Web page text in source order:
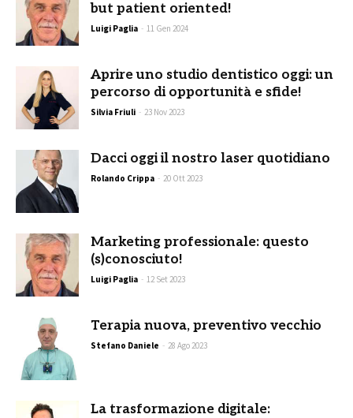
but patient oriented!
Luigi Paglia - 11 Gen 2024
Aprire uno studio dentistico oggi: un
percorso di opportunità e sfide!
Silvia Friuli - 23 Nov 2023
Dacci oggi il nostro laser quotidiano
Rolando Crippa - 20 Ott 2023
Marketing professionale: questo
(s)conosciuto!
Luigi Paglia - 12 Set 2023
Terapia nuova, preventivo vecchio
Stefano Daniele - 28 Ago 2023
La trasformazione digitale: